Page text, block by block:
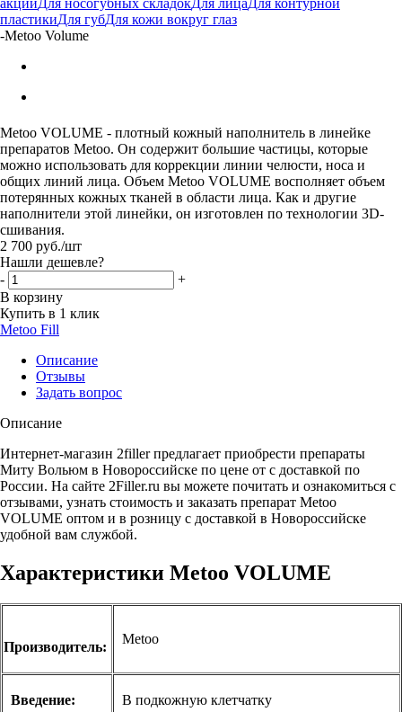
пластикиДля губДля кожи вокруг глаз
-Metoo Volume
Metoo VOLUME - плотный кожный наполнитель в линейке
препаратов Metoo. Он содержит большие частицы, которые
можно использовать для коррекции линии челюсти, носа и
общих линий лица. Объем Metoo VOLUME восполняет объем
потерянных кожных тканей в области лица. Как и другие
наполнители этой линейки, он изготовлен по технологии 3D-
сшивания.
2 700 руб./шт
Нашли дешевле?
-
+
В корзину
Купить в 1 клик
Metoo Fill
Описание
Отзывы
Задать вопрос
Описание
Интернет-магазин 2filler предлагает приобрести препараты
Миту Вольюм в Новороссийске по цене от с доставкой по
России. На сайте 2Filler.ru вы можете почитать и ознакомиться с
отзывами, узнать стоимость и заказать препарат Metoo
VOLUME оптом и в розницу с доставкой в Новороссийске
удобной вам службой.
Характеристики Metoo VOLUME
Производитель:
Metoo
Введение: В подкожную клетчатку